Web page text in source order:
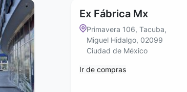
Ex Fábrica Mx
Primavera 106, Tacuba,
Miguel Hidalgo, 02099
Ciudad de México
Ir de compras